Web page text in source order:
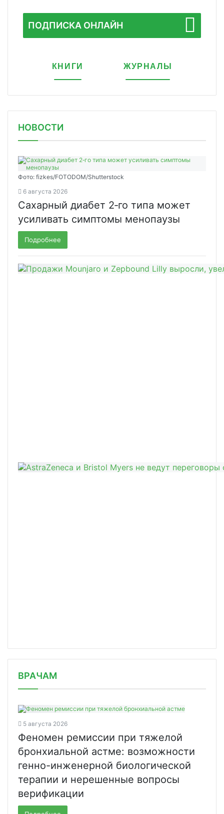
ПОДПИСКА ОНЛАЙН
КНИГИ ЖУРНАЛЫ
НОВОСТИ
Фото: fizkes/FOTODOM/Shutterstock
6 августа 2026
Сахарный диабет 2‑го типа может
усиливать симптомы менопаузы
Подробнее
ВРАЧАМ
5 августа 2026
Феномен ремиссии при тяжелой
бронхиальной астме: возможности
генно-инженерной биологической
терапии и нерешенные вопросы
верификации